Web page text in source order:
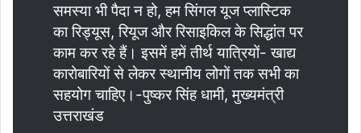
समस्या भी पैदा न हो, हम सिंगल यूज प्लास्टिक
का रिड्यूस, रियूज और रिसाइकिल के सिद्धांत पर
काम कर रहे हैं। इसमें हमें तीर्थ यात्रियों- खाद्य
कारोबारियों से लेकर स्थानीय लोगों तक सभी का
सहयोग चाहिए।-पुष्कर सिंह धामी, मुख्यमंत्री
उत्तराखंड